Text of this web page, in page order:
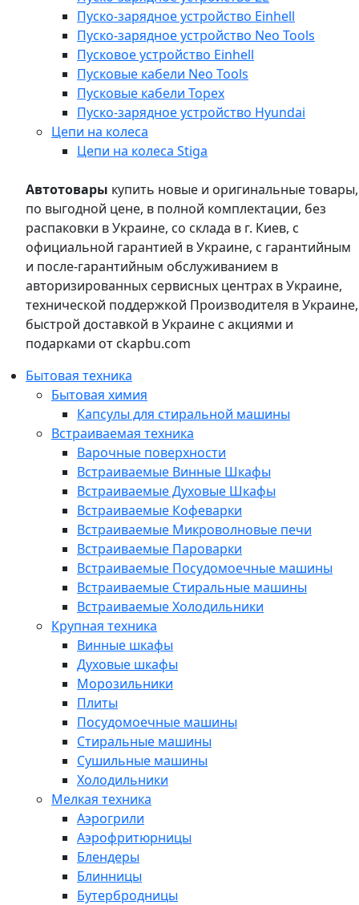
Пуско-зарядное устройство Einhell
Пуско-зарядное устройство Neo Tools
Пусковое устройство Einhell
Пусковые кабели Neo Tools
Пусковые кабели Topex
Пуско-зарядное устройство Hyundai
Цепи на колеса
Цепи на колеса Stiga
Автотовары купить новые и оригинальные товары,
по выгодной цене, в полной комплектации, без
распаковки в Украине, со склада в г. Киев, с
официальной гарантией в Украине, с гарантийным
и после-гарантийным обслуживанием в
авторизированных сервисных центрах в Украине,
технической поддержкой Производителя в Украине,
быстрой доставкой в Украине с акциями и
подарками от ckapbu.com
Бытовая техника
Бытовая химия
Капсулы для стиральной машины
Встраиваемая техника
Варочные поверхности
Встраиваемые Винные Шкафы
Встраиваемые Духовые Шкафы
Встраиваемые Кофеварки
Встраиваемые Микроволновые печи
Встраиваемые Пароварки
Встраиваемые Посудомоечные машины
Встраиваемые Стиральные машины
Встраиваемые Холодильники
Крупная техника
Винные шкафы
Духовые шкафы
Морозильники
Плиты
Посудомоечные машины
Стиральные машины
Сушильные машины
Холодильники
Мелкая техника
Аэрогрили
Аэрофритюрницы
Блендеры
Блинницы
Бутербродницы